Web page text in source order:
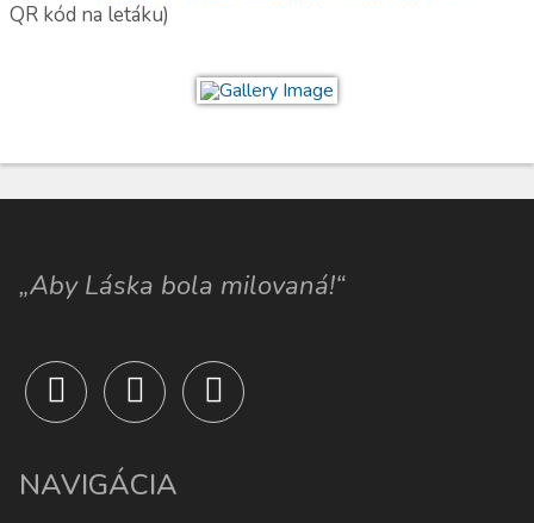
QR kód na letáku)
„Aby Láska bola milovaná!“
NAVIGÁCIA